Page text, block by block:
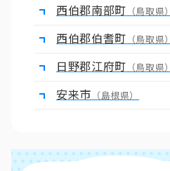
西伯郡南部町 （鳥取県）
西伯郡伯耆町 （鳥取県）
日野郡江府町 （鳥取県）
安来市 （島根県）